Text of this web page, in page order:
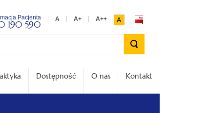
Pacjenta
190 590 A
Dostępność O nas Kontakt